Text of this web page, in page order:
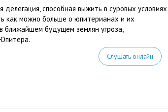
способная выжить в суровых условиях
как можно больше о юпитерианах и их
ближайшем будущем землян угроза,
Слушать онлайн